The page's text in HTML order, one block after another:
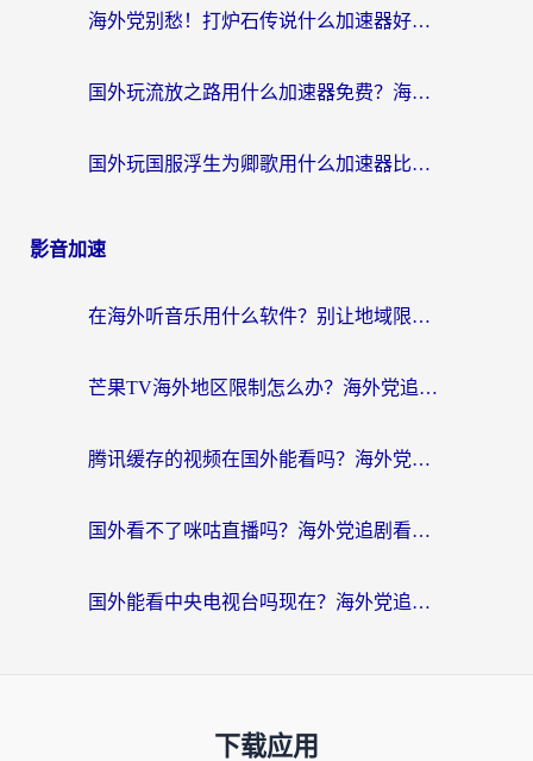
海外党别愁！打炉石传说什么加速器好用？3个实用技巧解决国服游戏卡顿
国外玩流放之路用什么加速器免费？海外党亲测有效的国服游戏加速指南
国外玩国服浮生为卿歌用什么加速器比较好？海外党亲测不踩坑指南
影音加速
在海外听音乐用什么软件？别让地域限制断了你的华语歌单
芒果TV海外地区限制怎么办？海外党追剧看片的实用加速器选择指南
腾讯缓存的视频在国外能看吗？海外党追剧看片的终极解决方案
国外看不了咪咕直播吗？海外党追剧看片的加速器选择指南
国外能看中央电视台吗现在？海外党追剧看央视的实用指南
下载应用